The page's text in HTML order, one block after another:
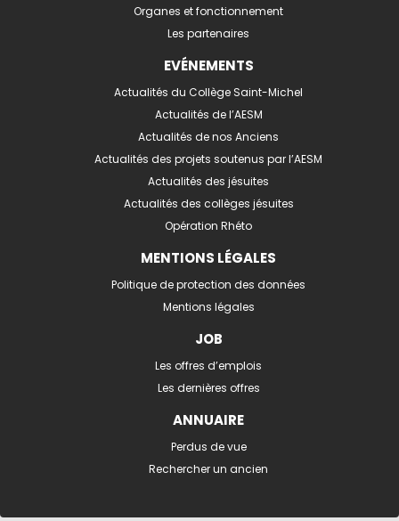
Organes et fonctionnement
Les partenaires
EVÉNEMENTS
Actualités du Collège Saint-Michel
Actualités de l’AESM
Actualités de nos Anciens
Actualités des projets soutenus par l’AESM
Actualités des jésuites
Actualités des collèges jésuites
Opération Rhéto
MENTIONS LÉGALES
Politique de protection des données
Mentions légales
JOB
Les offres d’emplois
Les dernières offres
ANNUAIRE
Perdus de vue
Rechercher un ancien